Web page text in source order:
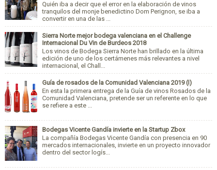
Quién iba a decir que el error en la elaboración de vinos
tranquilos del monje benedictino Dom Perignon, se iba a
convertir en una de las ...
Sierra Norte mejor bodega valenciana en el Challenge
Internacional Du Vin de Burdeos 2018
Los vinos de Bodega Sierra Norte han brillado en la última
edición de uno de los certámenes más relevantes a nivel
internacional, el Chall...
Guía de rosados de la Comunidad Valenciana 2019 (I)
En esta la primera entrega de la Guía de vinos Rosados de la
Comunidad Valenciana, pretende ser un referente en lo que
se refiere a este ...
Bodegas Vicente Gandía invierte en la Startup Zbox
La compañía Bodegas Vicente Gandía con presencia en 90
mercados internacionales, invierte en un proyecto innovador
dentro del sector logís...